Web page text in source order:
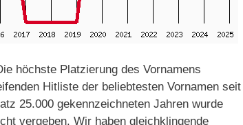
höchste Platzierung des Vornamens
Hitliste der beliebtesten Vornamen seit
25.000 gekennzeichneten Jahren wurde
vergeben. Wir haben gleichklingende